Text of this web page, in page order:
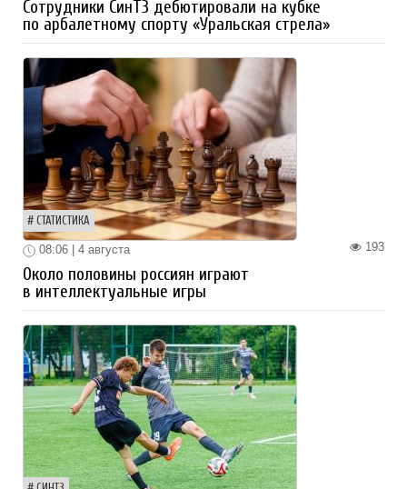
Сотрудники СинТЗ дебютировали на кубке
по арбалетному спорту «Уральская стрела»
СТАТИСТИКА
193
08:06 | 4 августа
Около половины россиян играют
в интеллектуальные игры